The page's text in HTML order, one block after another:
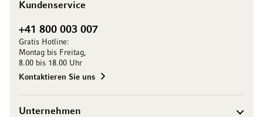
Kundenservice
+41 800 003 007
Gratis Hotline:
Montag bis Freitag,
8.00 bis 18.00 Uhr
Kontaktieren Sie uns
Unternehmen